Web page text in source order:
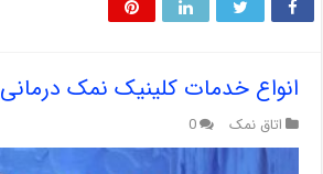
انواع خدمات کلینیک نمک درمانی
اتاق نمک 0